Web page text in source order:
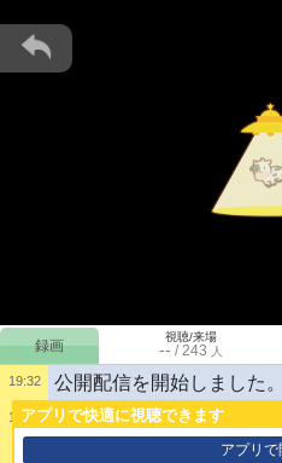
アプリで快適に視聴できます
アプリで
視聴/来場
-- /243 人
19:32 公開配信を開始しました。
19:32
・・・。